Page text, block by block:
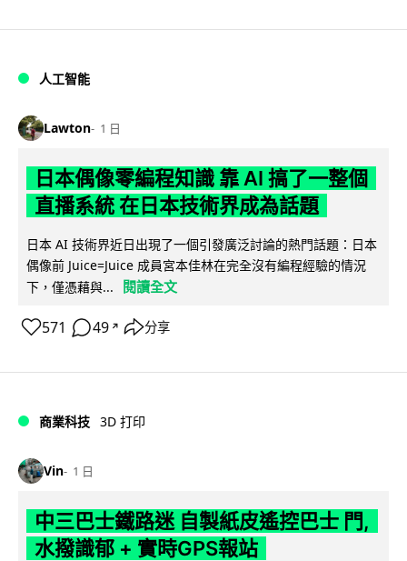
人工智能
Lawton 1 日
日本偶像零編程知識 靠 AI 搞了一整個
直播系統 在日本技術界成為話題
日本 AI 技術界近日出現了一個引發廣泛討論的熱門話題：日本
偶像前 Juice=Juice 成員宮本佳林在完全沒有編程經驗的情況
下，僅憑藉與...
閱讀全文
571 49 ↗ 分享
商業科技 3D 打印
Vin 1 日
中三巴士鐵路迷 自製紙皮遙控巴士 門,
水撥識郁 + 實時GPS報站